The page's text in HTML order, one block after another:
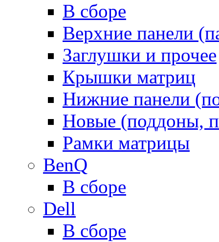
В сборе
Верхние панели
Заглушки и прочее
Крышки матриц
Нижние панели
Новые (поддоны,
Рамки матрицы
BenQ
В сборе
Dell
В сборе